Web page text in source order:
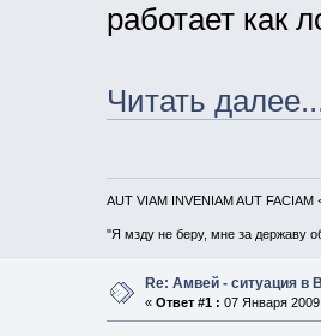
работает как
Читать
AUT VIAM INVENIAM AUT FACIAM
"Я мзду не беру, мне за державу
Re: Амвей - ситуация в
« Ответ #1 : 07 Января